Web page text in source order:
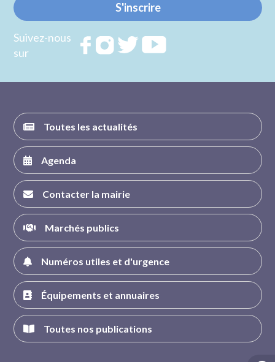
S'inscrire
Suivez-nous
sur
RejoignezRejoignezRejoignez
Toutes les actualités
Agenda
Contacter la mairie
Marchés publics
Numéros utiles et d'urgence
Équipements et annuaires
Toutes nos publications